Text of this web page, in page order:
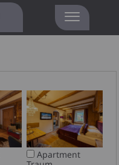
Apartment